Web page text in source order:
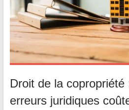
Droit de la copropriété
erreurs juridiques